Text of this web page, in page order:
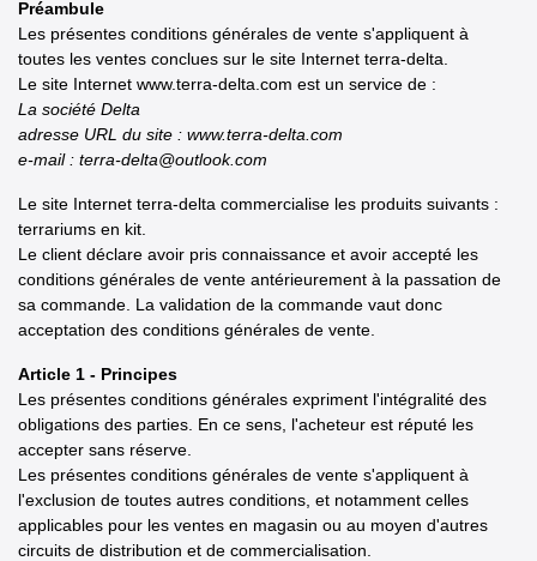
Préambule
Les présentes conditions générales de vente s'appliquent à
toutes les ventes conclues sur le site Internet terra-delta.
Le site Internet www.terra-delta.com est un service de :
La société Delta
adresse URL du site : www.terra-delta.com
e-mail : terra-delta@outlook.com
Le site Internet terra-delta commercialise les produits suivants :
terrariums en kit.
Le client déclare avoir pris connaissance et avoir accepté les
conditions générales de vente antérieurement à la passation de
sa commande. La validation de la commande vaut donc
acceptation des conditions générales de vente.
Article 1 - Principes
Les présentes conditions générales expriment l'intégralité des
obligations des parties. En ce sens, l'acheteur est réputé les
accepter sans réserve.
Les présentes conditions générales de vente s'appliquent à
l'exclusion de toutes autres conditions, et notamment celles
applicables pour les ventes en magasin ou au moyen d'autres
circuits de distribution et de commercialisation.